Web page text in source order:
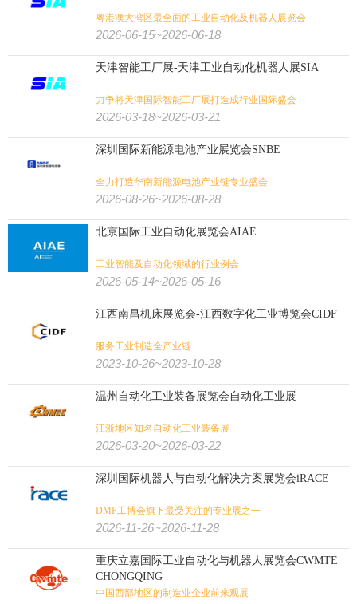
粤港澳大湾区最全面的工业自动化及机器人展览会
2026-06-15~2026-06-18
天津智能工厂展-天津工业自动化机器人展SIA
力争将天津国际智能工厂展打造成行业国际盛会
2026-03-18~2026-03-21
深圳国际新能源电池产业展览会SNBE
全力打造华南新能源电池产业链专业盛会
2026-08-26~2026-08-28
北京国际工业自动化展览会AIAE
工业智能及自动化领域的行业例会
2026-05-14~2026-05-16
江西南昌机床展览会-江西数字化工业博览会CIDF
服务工业制造全产业链
2023-10-26~2023-10-28
温州自动化工业装备展览会自动化工业展
江浙地区知名自动化工业装备展
2026-03-20~2026-03-22
深圳国际机器人与自动化解决方案展览会iRACE
DMP工博会旗下最受关注的专业展之一
2026-11-26~2026-11-28
重庆立嘉国际工业自动化与机器人展览会CWMTE
CHONGQING
中国西部地区的制造业企业前来观展